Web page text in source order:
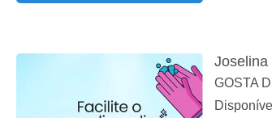
Joselina
GOSTA